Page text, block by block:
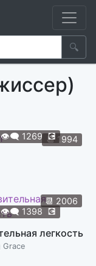
🔍
📆1994
👁️‍🗨️ 1269 💽
📆 2006
👁️‍🗨️ 1398 💽
легкость
Grace